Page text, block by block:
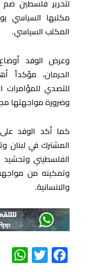
لتحرير فلسطين
مكتبها
المكتب السياسي.
وعرض الوفد
الحرمان، مؤكداً
للتصدي
وضرورة مواجهتها
كما أكد الوفد
المشترك في لبنان
الفلسطيني
وتمكينه من مواجهة
والانسانية.
Facebook